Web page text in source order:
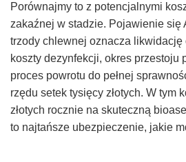
Porównajmy to z potencjalnymi
zakaźnej w stadzie. Pojawienie się
trzody chlewnej oznacza likwidację
koszty dezynfekcji, okres przestoju
proces powrotu do pełnej
rzędu setek tysięcy złotych. W tym
złotych rocznie na skuteczną
to najtańsze ubezpieczenie, jakie